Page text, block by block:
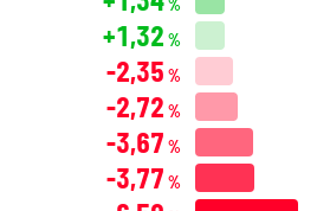
+1,32 %
-2,35 %
-2,72 %
-3,67 %
-3,77 %